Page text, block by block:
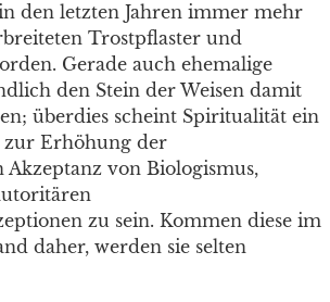
den letzten Jahren immer mehr
Trostpflaster und
Gerade auch ehemalige
den Stein der Weisen damit
überdies scheint Spiritualität ein
zur Erhöhung der
Akzeptanz von Biologismus,
zu sein. Kommen diese im
daher, werden sie selten